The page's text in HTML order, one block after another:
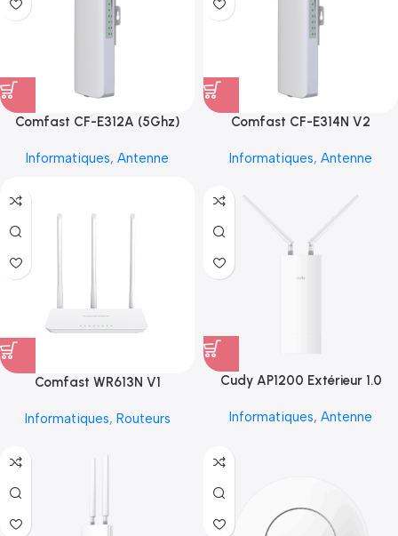
Comfast CF-E312A (5Ghz)
Informatiques, Antenne
Comfast CF-E314N V2
Informatiques, Antenne
Comfast WR613N V1
Informatiques, Routeurs
Cudy AP1200 Extérieur 1.0
Informatiques, Antenne